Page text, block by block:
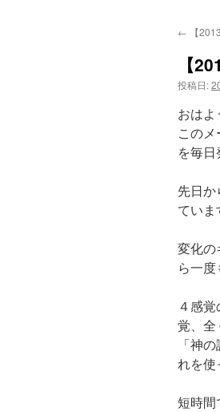
← 【
【
投稿日:
おはよ
この
を毎日
先日か
ていま
変化の
ら一
４感
覚、全
「神
れを使
短時間